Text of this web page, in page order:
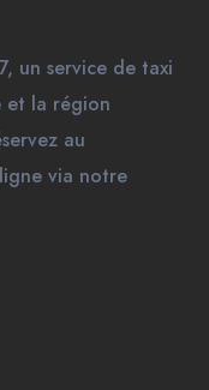
un service de taxi
et la région
au
via notre